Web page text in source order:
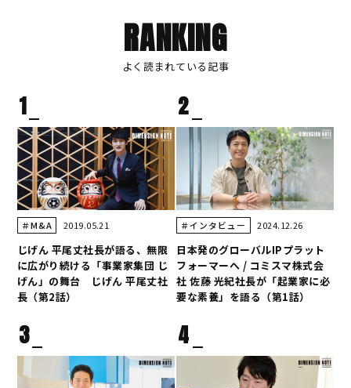
RANKING
よく読まれている記事
1
＃M&A 2019.05.21
じげん 平尾丈社長が語る、無限
に広がり続ける「事業家集団 じ
げん」の舞台 じげん 平尾丈社
長（第2話）
2
＃インタビュー 2024.12.26
日本発のグローバルIPプラット
フォーマーへ / コミスマ株式会
社 佐藤 光紀社長が「起業家に必
要な素養」を語る（第1話）
3 4